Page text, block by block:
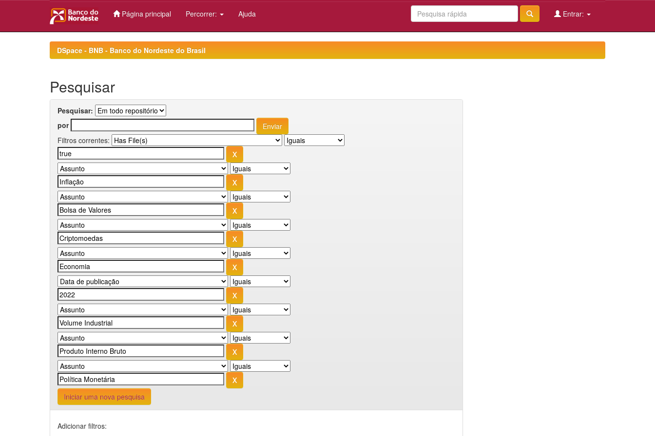
Página principal Percorrer: Ajuda Entrar:
DSpace - BNB - Banco do Nordeste do Brasil
Pesquisar
Pesquisar:
por
Filtros correntes:
Iniciar uma nova pesquisa
Adicionar filtros: